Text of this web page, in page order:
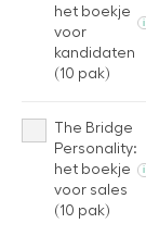
het boekje
voor
kandidaten
(10 pak)
i
The Bridge
Personality:
het boekje
voor sales
(10 pak)
i